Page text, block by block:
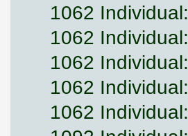
1062 Individual:
1062 Individual:
1062 Individual:
1062 Individual:
1062 Individual: